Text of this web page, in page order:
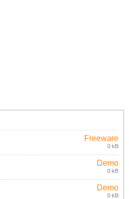
Freeware
0 kB
Demo
0 kB
Demo
0 kB